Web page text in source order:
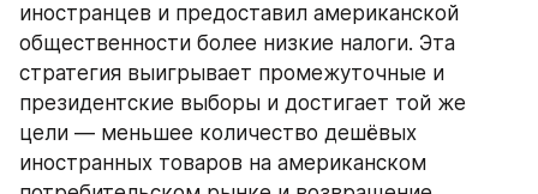
иностранцев и предоставил американской
общественности более низкие налоги. Эта
стратегия выигрывает промежуточные и
президентские выборы и достигает той же
цели — меньшее количество дешёвых
иностранных товаров на американском